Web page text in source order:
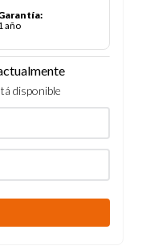
:
año
disponible